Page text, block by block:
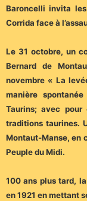
Baroncelli invita
Corrida face à
Le 31 octobre, un
Bernard de
novembre « La
manière
Taurins; avec
traditions taurines.
Montaut-Manse, en
Peuple du Midi.
100 ans plus tard,
en 1921 en mettant